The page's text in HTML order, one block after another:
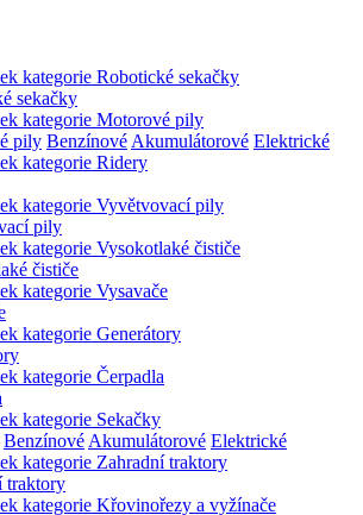
sekačky
pily Benzínové Akumulátorové Elektrické
pily
čističe
Benzínové Akumulátorové Elektrické
traktory